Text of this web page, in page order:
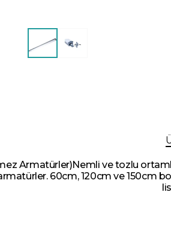
Armatürler)Nemli ve tozlu
60cm, 120cm ve